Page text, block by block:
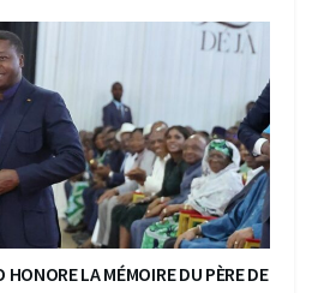
LA MÉMOIRE DU PÈRE DE